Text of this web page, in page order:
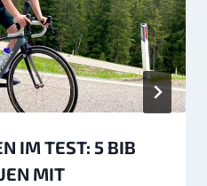
IM TEST: 5 BIB
MIT